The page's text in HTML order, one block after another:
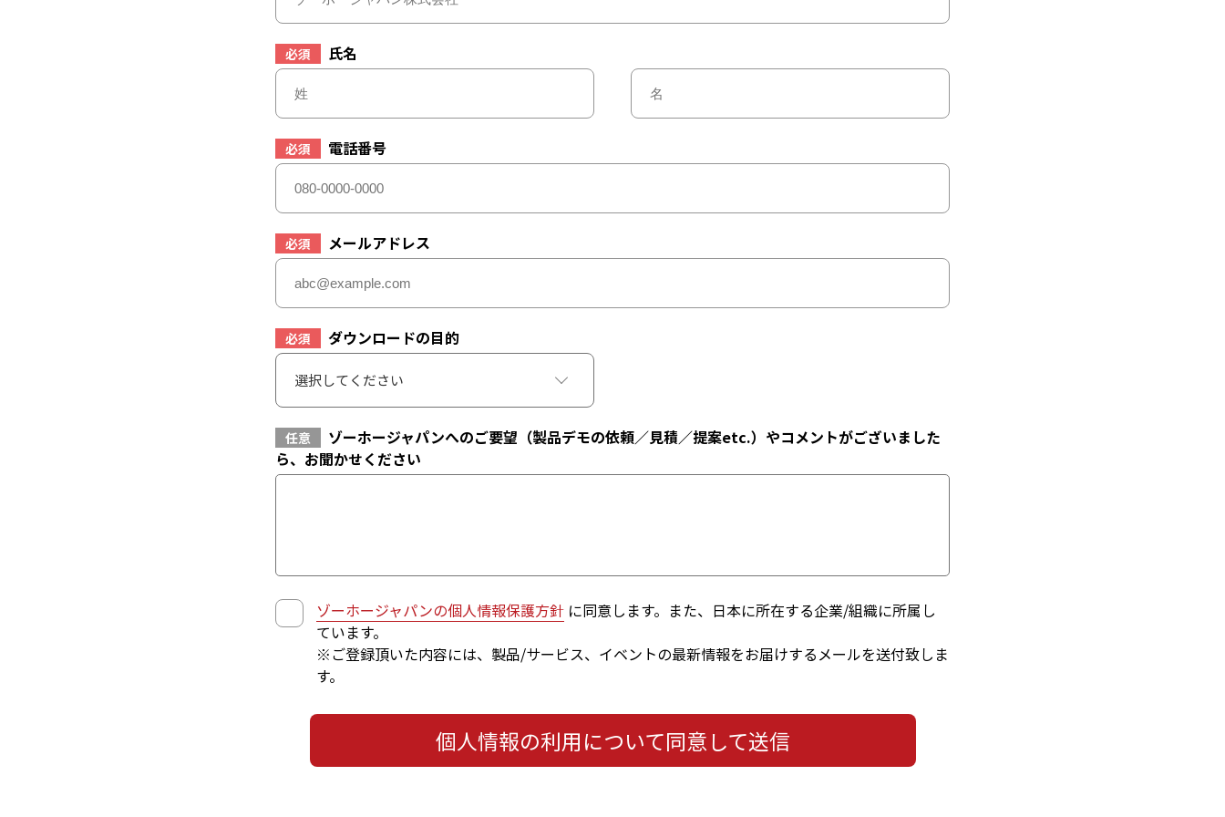
必須 氏名
必須 電話番号
必須 メールアドレス
必須 ダウンロードの目的
選択してください
任意
ゾーホージャパンへのご要望（製品デモの依頼／見積／提案etc.）やコメントがございました
ら、お聞かせください
ゾーホージャパンの個人情報保護方針 に同意します。また、日本に所在する企業/組織に所属し
ています。
※ご登録頂いた内容には、製品/サービス、イベントの最新情報をお届けするメールを送付致しま
す。
個人情報の利用について同意して送信